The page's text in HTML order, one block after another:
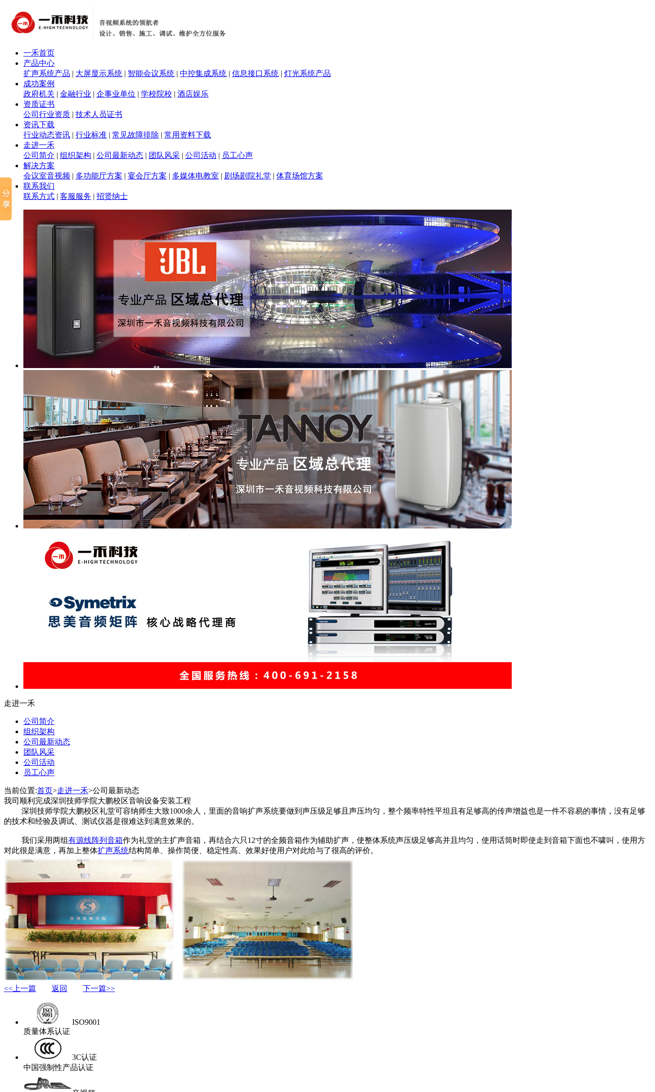
一禾首页
产品中心
扩声系统产品 | 大屏显示系统 | 智能会议系统 | 中控集成系统 | 信息接口系统 | 灯光系统产品
成功案例
政府机关 | 金融行业 | 企事业单位 | 学校院校 | 酒店娱乐
资质证书
公司行业资质 | 技术人员证书
资讯下载
行业动态资讯 | 行业标准 | 常见故障排除 | 常用资料下载
走进一禾
公司简介 | 组织架构 | 公司最新动态 | 团队风采 | 公司活动 | 员工心声
解决方案
会议室音视频 | 多功能厅方案 | 宴会厅方案 | 多媒体电教室 | 剧场剧院礼堂 | 体育场馆方案
联系我们
联系方式 | 客服服务 | 招贤纳士
走进一禾
公司简介
组织架构
公司最新动态
团队风采
公司活动
员工心声
当前位置:首页>走进一禾>公司最新动态
我司顺利完成深圳技师学院大鹏校区音响设备安装工程
深圳技师学院大鹏校区礼堂可容纳师生大致1000余人，里面的音响扩声系统要做到声压级足够且声压均匀，整个频率特性平坦且有足够高的传声增益也是一件不容易的事情，没有足够
的技术和经验及调试、测试仪器是很难达到满意效果的。
我们采用两组有源线阵列音箱作为礼堂的主扩声音箱，再结合六只12寸的全频音箱作为辅助扩声，使整体系统声压级足够高并且均匀，使用话筒时即使走到音箱下面也不啸叫，使用方
对此很是满意，再加上整体扩声系统结构简单、操作简便、稳定性高、效果好使用户对此给与了很高的评价。
<<上一篇 返回 下一篇>>
ISO9001
质量体系认证
3C认证
中国强制性产品认证